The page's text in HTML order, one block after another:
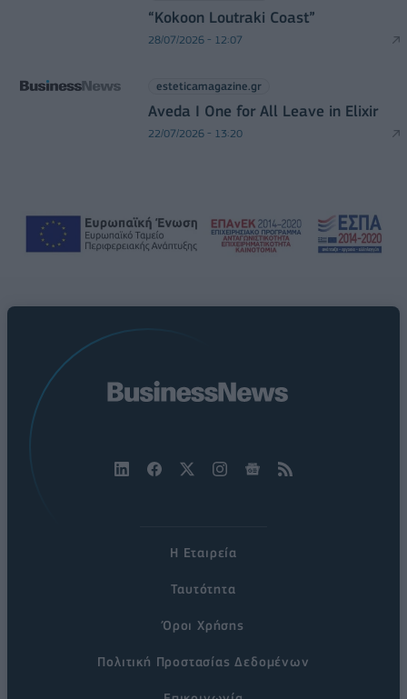
“Kokoon Loutraki Coast”
28/07/2026 - 12:07
esteticamagazine.gr
Aveda I One for All Leave in Elixir
22/07/2026 - 13:20
Η Εταιρεία
Ταυτότητα
Όροι Χρήσης
Πολιτική Προστασίας Δεδομένων